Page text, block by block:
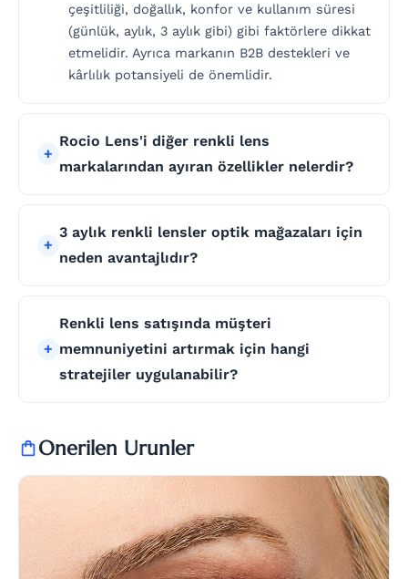
çeşitliliği, doğallık, konfor ve kullanım süresi
(günlük, aylık, 3 aylık gibi) gibi faktörlere dikkat
etmelidir. Ayrıca markanın B2B destekleri ve
kârlılık potansiyeli de önemlidir.
Rocio Lens'i diğer renkli lens
markalarından ayıran özellikler nelerdir?
3 aylık renkli lensler optik mağazaları için
neden avantajlıdır?
Renkli lens satışında müşteri
memnuniyetini artırmak için hangi
stratejiler uygulanabilir?
Onerilen Urunler